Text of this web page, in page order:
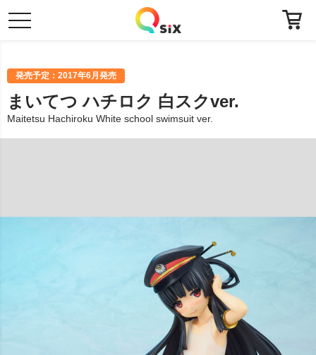
toggle
navigation
発売予定：2017年6月発売
まいてつ ハチロク 白スクver.
Maitetsu Hachiroku White school swimsuit ver.